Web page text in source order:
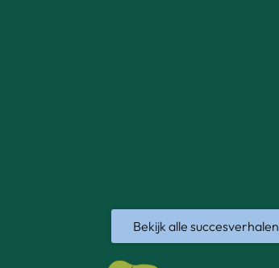
Bekijk alle succesverhalen